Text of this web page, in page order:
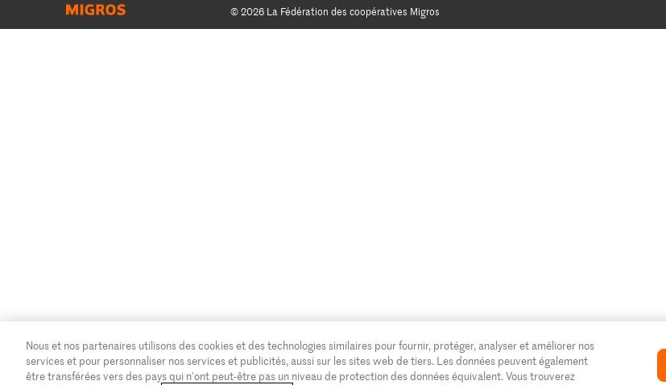
© 2026 La Fédération des coopératives Migros
Nous et nos partenaires utilisons des cookies et des technologies similaires pour fournir, protéger, analyser et améliorer nos
services et pour personnaliser nos services et publicités, aussi sur les sites web de tiers. Les données peuvent également
être transférées vers des pays qui n'ont peut-être pas un niveau de protection des données équivalent. Vous trouverez